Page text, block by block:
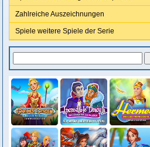
Zahlreiche Auszeichnungen
Spiele weitere Spiele der Serie